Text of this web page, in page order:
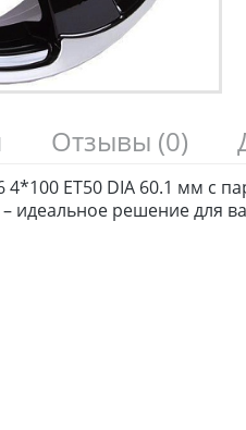
Отзывы (0)
ET50 DIA 60.1 мм с
идеальное решение для